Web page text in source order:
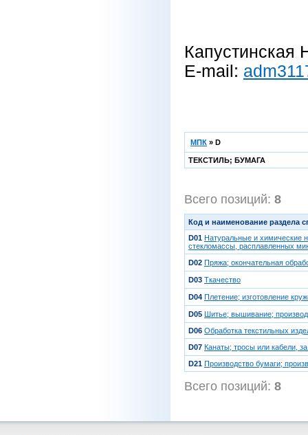
Капустинская
E-mail:
МПК » D
ТЕКСТИЛЬ; БУМАГА
Всего позиций: 8
Код и наименование раздела
D01 Натуральные и химические
стекломассы, расплавленных
D02 Пряжа; окончательная
D03 Ткачество
D04 Плетение; изготовление
D05 Шитье; вышивание;
D06 Обработка текстильных
D07 Канаты; тросы или кабели,
D21 Производство бумаги;
Всего позиций: 8